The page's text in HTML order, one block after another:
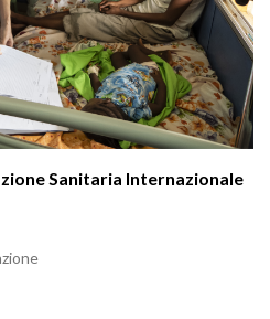
Sanitaria Internazionale